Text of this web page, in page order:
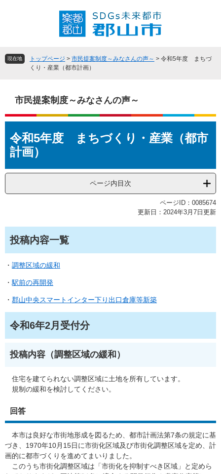
頭
飛
へ
現在地 トップページ > 市民提案制度～みなさんの声～ > 令和5年度 まちづ
くり・産業（都市計画）
市民提案制度～みなさんの声～
文令和5年度 まちづくり・産業（都市
計画）
ページ内目次
ページID：0085674
更新日：2024年3月7日更新
投稿内容一覧
・ 調整区域の緩和
・駅前の再開発
・ 郡山中央スマートインター下り出口倉庫等新築
令和6年2月受付分
投稿内容（調整区域の緩和）
住宅を建てられない調整区域に土地を所有しています。
規制の緩和を検討してください。
回答
本市は良好な市街地形成を図るため、都市計画法第7条の規定に基
づき、1970年10月15日に市街化区域及び市街化調整区域を定め、計
画的に都市づくりを進めてまいりました。
このうち市街化調整区域は「市街化を抑制すべき区域」と定めら